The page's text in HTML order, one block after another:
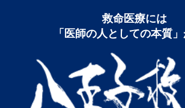
救命医療には
「医師の⼈としての本質